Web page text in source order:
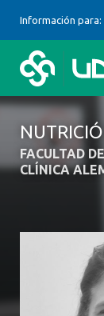
FACULTAD
CLÍNICA
Información para: